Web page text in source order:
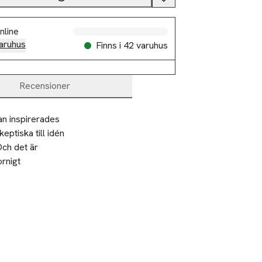
Finns i 42 varuhus
Recensioner
inspirerades
till idén
det är